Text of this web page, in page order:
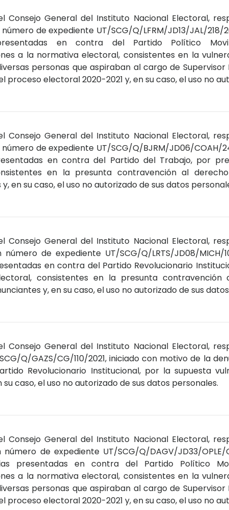
Consejo General del Instituto Nacional Electoral,
de expediente UT/SCG/Q/LFRM/JD13/JAL/
en contra del Partido Político
a la normativa electoral, consistentes en la
personas que aspiraban al cargo de
proceso electoral 2020-2021 y, en su caso, el uso no
Consejo General del Instituto Nacional Electoral,
de expediente UT/SCG/Q/BJRM/JD06/COAH/
en contra del Partido del Trabajo, por
en la presunta contravención al
en su caso, el uso no autorizado de sus datos
Consejo General del Instituto Nacional Electoral,
de expediente UT/SCG/Q/LRTS/JD08/
en contra del Partido Revolucionario
consistentes en la presunta
y, en su caso, el uso no autorizado de sus
Consejo General del Instituto Nacional Electoral,
Q/GAZS/CG/110/2021, iniciado con motivo de la
Revolucionario Institucional, por la supuesta
su caso, el uso no autorizado de sus datos personales.
Consejo General del Instituto Nacional Electoral,
de expediente UT/SCG/Q/DAGV/JD33/
presentadas en contra del Partido Político
a la normativa electoral, consistentes en la
personas que aspiraban al cargo de
proceso electoral 2020-2021 y, en su caso, el uso no